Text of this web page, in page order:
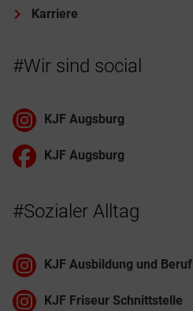
Karriere
#Wir sind social
KJF Augsburg
KJF Augsburg
#Sozialer Alltag
KJF Ausbildung und Beruf
KJF Friseur Schnittstelle